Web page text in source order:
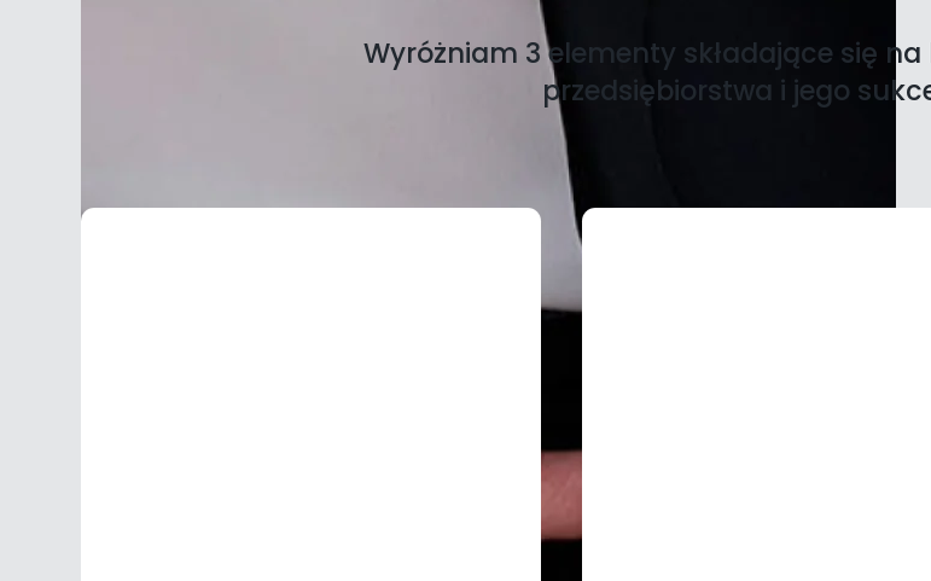
Wyróżniam 3 elementy składające się
przedsiębiorstwa i jego